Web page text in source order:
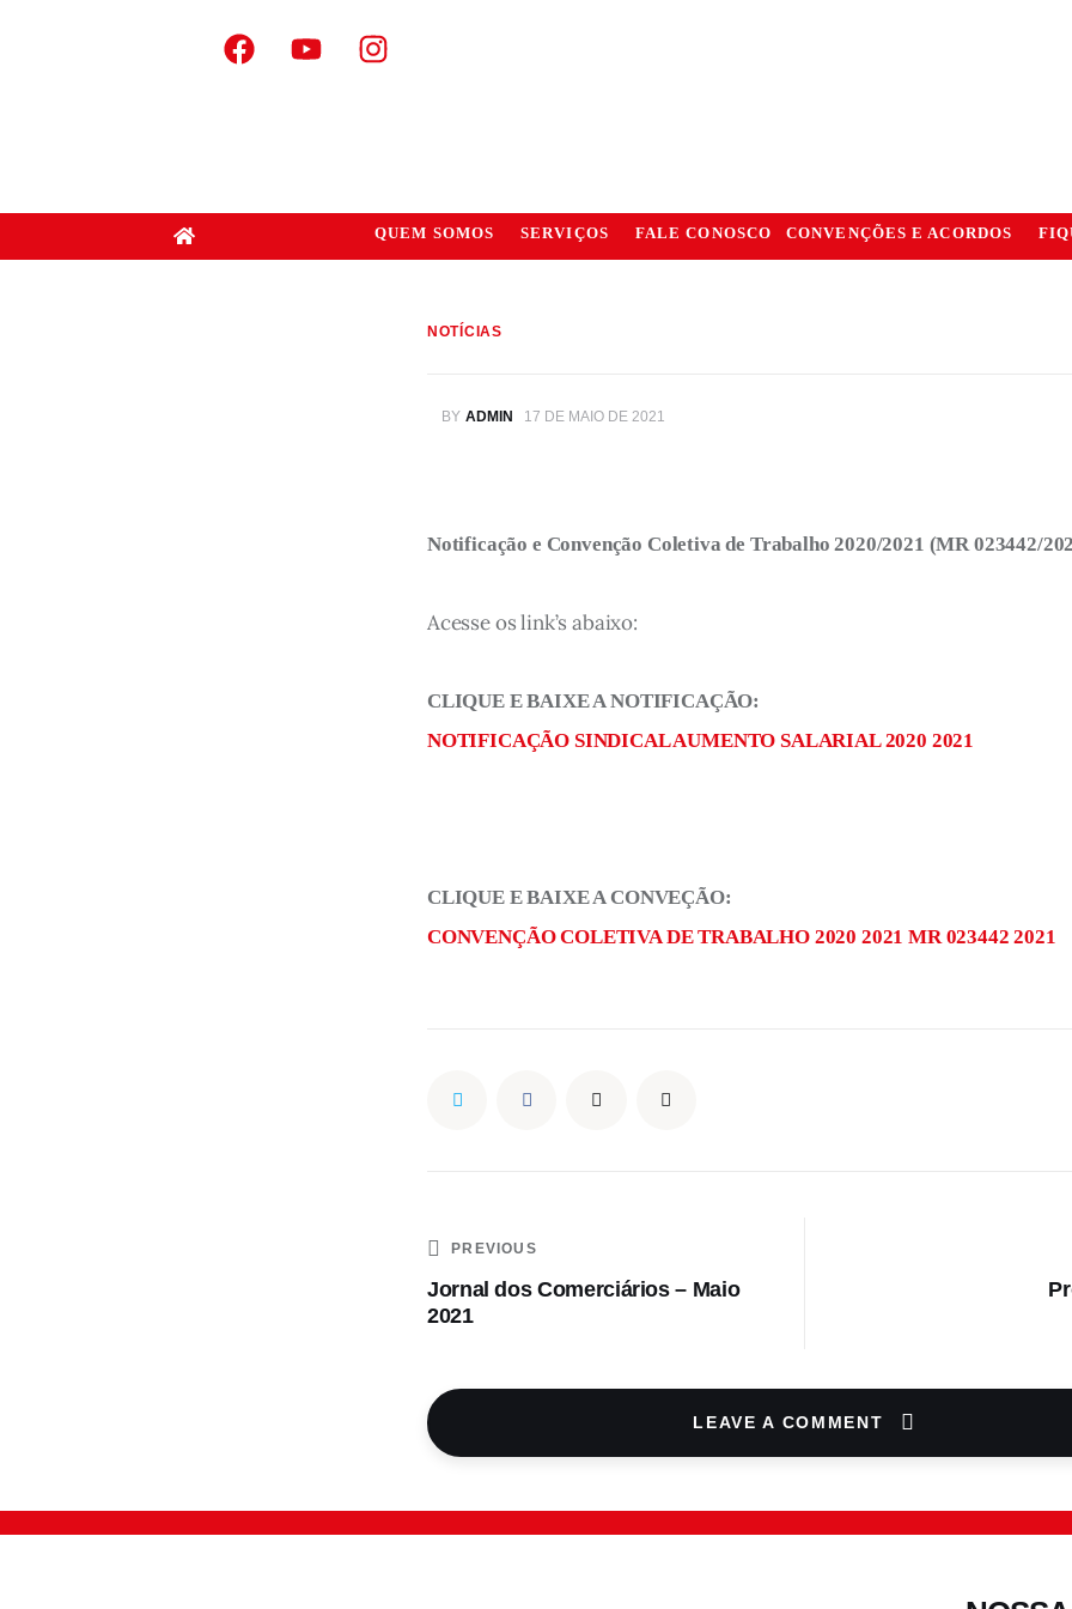
QUEM SOMOS SERVIÇOS FALE CONOSCO CONVENÇÕES E ACORDOS
NOTÍCIAS
BY ADMIN 17 DE MAIO DE 2021
Notificação e Convenção Coletiva de Trabalho 2020/2021 (MR 023442/
Acesse os link’s abaixo:
CLIQUE E BAIXE A NOTIFICAÇÃO:
NOTIFICAÇÃO SINDICAL AUMENTO SALARIAL 2020 2021
CLIQUE E BAIXE A CONVEÇÃO:
CONVENÇÃO COLETIVA DE TRABALHO 2020 2021 MR 023442 2021
PREVIOUS
Jornal dos Comerciários – Maio
2021
LEAVE A COMMENT